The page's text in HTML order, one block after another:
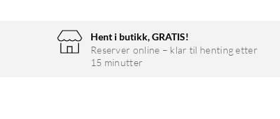
Hent i butikk, GRATIS!
Reserver online – klar til henting etter
15 minutter